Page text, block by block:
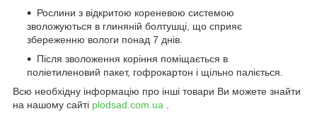
Рослини з відкритою кореневою системою
зволожуються в глиняній болтушці, що сприяє
збереженню вологи понад 7 днів.
Після зволоження коріння поміщається в
поліетиленовий пакет, гофрокартон і щільно паліється.
Всю необхідну інформацію про інші товари Ви можете знайти
на нашому сайті plodsad.com.ua